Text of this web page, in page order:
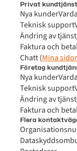
Privat kundtjänst
Nya kunder
Teknisk support
Ändring av
Faktura och
Chatt (Mina sidor
Företag
Nya kunder
Teknisk support
Ändring av
Faktura och
Flera